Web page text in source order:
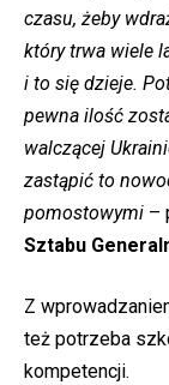
czasu, żeby
który trwa wiele
i to się dzieje.
pewna ilość
walczącej
zastąpić to
pomostowymi –
Sztabu
Z
też potrzeba
kompetencji.